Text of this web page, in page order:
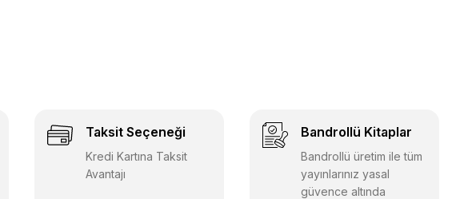
Taksit Seçeneği
Kredi Kartına Taksit
Avantajı
Bandrollü Kitaplar
Bandrollü üretim ile tüm
yayınlarınız yasal
güvence altında